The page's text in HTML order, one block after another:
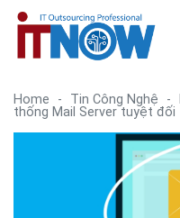
Home - Tin Công Nghệ -
thống Mail Server tuyệt đối